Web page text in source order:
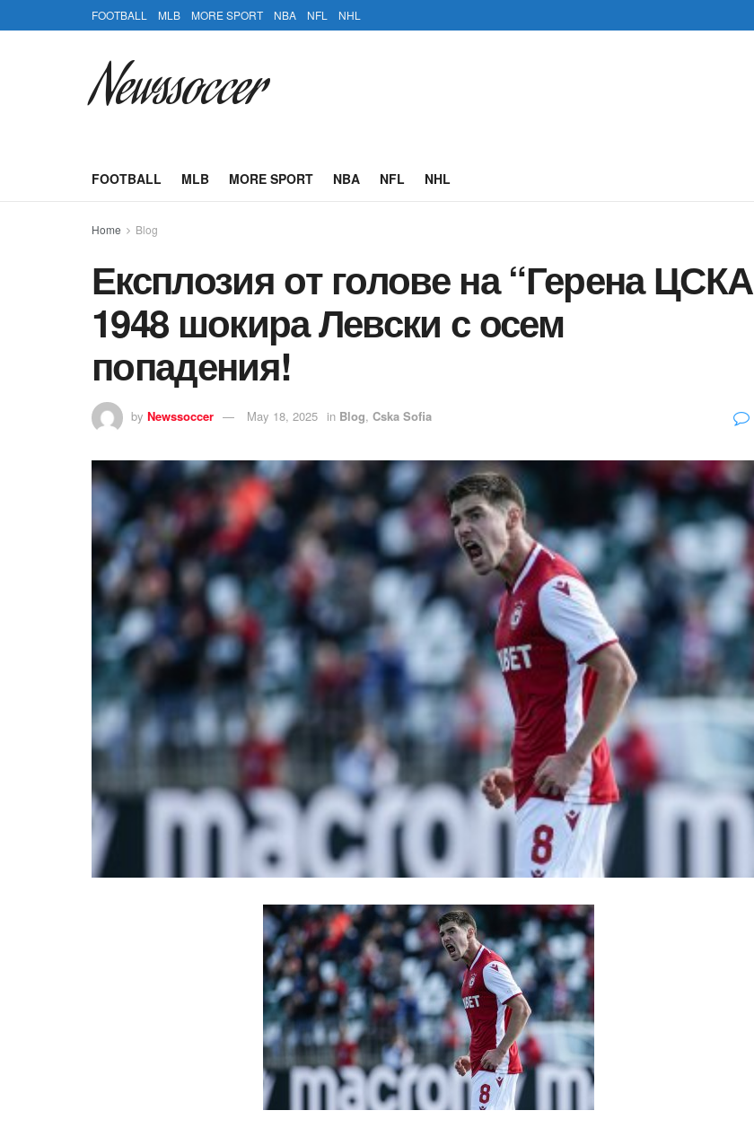
FOOTBALL MLB MORE SPORT NBA NFL NHL
Newssoccer
FOOTBALL MLB MORE SPORT NBA NFL NHL
Home Blog
Експлозия от голове на “Герена ЦСКА
1948 шокира Левски с осем
попадения!
by Newssoccer May 18, 2025 in Blog, Cska Sofia